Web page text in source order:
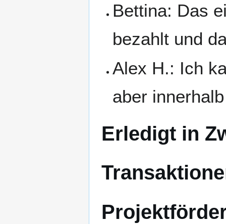
Bettina: Das
bezahlt und
Alex H.: Ich
aber
Erledigt in